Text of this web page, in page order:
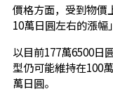
價格方面，受到物價
10萬日圓左右的漲幅
以目前177萬6500日
型仍可能維持在100
萬日圓。